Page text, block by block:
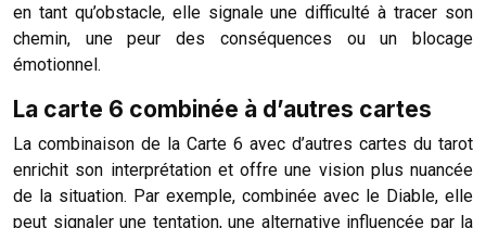
en tant qu’obstacle, elle signale une difficulté à tracer son
chemin, une peur des conséquences ou un blocage
émotionnel.
La carte 6 combinée à d’autres cartes
La combinaison de la Carte 6 avec d’autres cartes du tarot
enrichit son interprétation et offre une vision plus nuancée
de la situation. Par exemple, combinée avec le Diable, elle
peut signaler une tentation, une alternative influencée par la